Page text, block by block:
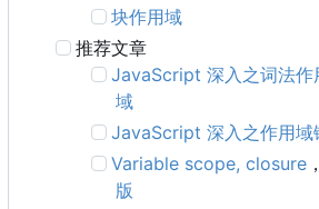
块作用域
推荐文章
JavaScript 深入之词法作
域
JavaScript 深入之作用域
Variable scope, closure
版